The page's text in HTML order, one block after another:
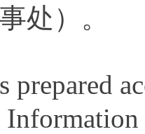
处）。
prepared